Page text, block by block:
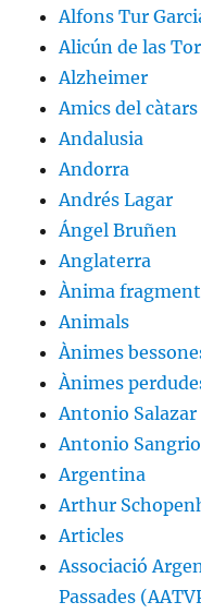
Alfons Tur
Alicún de las
Alzheimer
Amics del càtars
Andalusia
Andorra
Andrés Lagar
Ángel Bruñen
Anglaterra
Ànima
Animals
Ànimes
Ànimes
Antonio Salazar
Antonio Sangrio
Argentina
Arthur
Articles
Associació
Passades